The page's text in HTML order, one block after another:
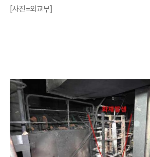
[사진=외교부]